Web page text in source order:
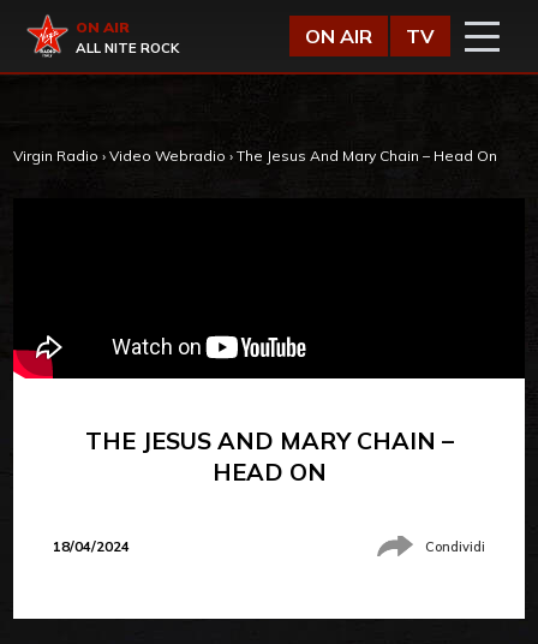
Virgin Radio
ON AIR
ALL NITE ROCK
ON AIR TV
Virgin Radio › Video Webradio › The Jesus And Mary Chain – Head On
THE JESUS AND MARY CHAIN –
HEAD ON
18/04/2024 Condividi